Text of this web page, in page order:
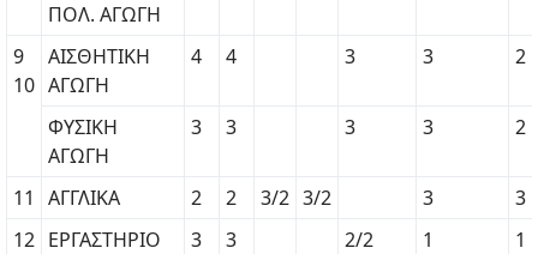
ΠΟΛ. ΑΓΩΓΗ
9
10
ΑΙΣΘΗΤΙΚΗ
ΑΓΩΓΗ
4 4 3 3 2
ΦΥΣΙΚΗ
ΑΓΩΓΗ
3 3 3 3 2
11 ΑΓΓΛΙΚΑ 2 2 3/2 3/2 3
3
12 ΕΡΓΑΣΤΗΡΙΟ
3 3 2/2 1 1